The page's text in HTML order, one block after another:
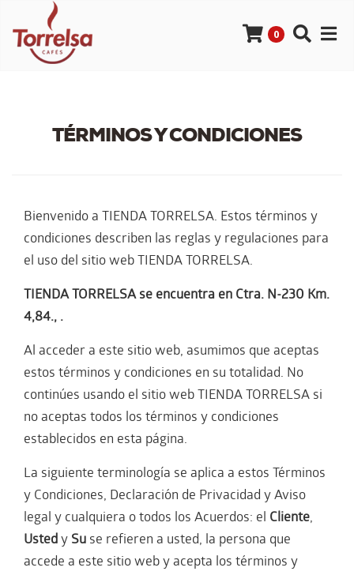
0
TÉRMINOS Y CONDICIONES
Bienvenido a TIENDA TORRELSA. Estos términos y
condiciones describen las reglas y regulaciones para
el uso del sitio web TIENDA TORRELSA.
TIENDA TORRELSA se encuentra en Ctra. N-230 Km.
4,84., .
Al acceder a este sitio web, asumimos que aceptas
estos términos y condiciones en su totalidad. No
continúes usando el sitio web TIENDA TORRELSA si
no aceptas todos los términos y condiciones
establecidos en esta página.
La siguiente terminología se aplica a estos Términos
y Condiciones, Declaración de Privacidad y Aviso
legal y cualquiera o todos los Acuerdos: el Cliente,
Ustedy Su se refieren a usted, la persona que
accede a este sitio web y acepta los términos y